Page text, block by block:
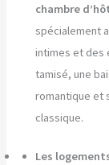
chambre
spécialement
intimes et des
tamisé, une
romantique et
classique.
Les